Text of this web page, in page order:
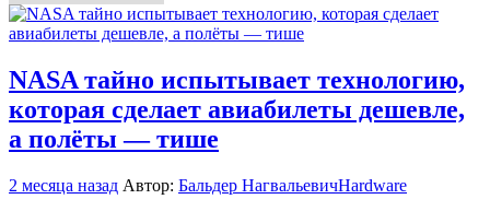
NASA тайно испытывает технологию,
которая сделает авиабилеты дешевле,
а полёты — тише
2 месяца назад Автор: Бальдер НагвальевичHardware